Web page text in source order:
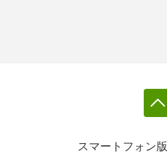
スマートフォン版